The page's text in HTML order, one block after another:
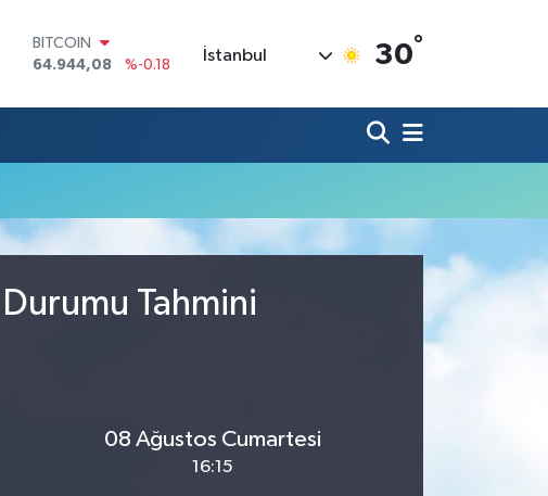
BITCOIN
64.944,08
%-0.18
47,7436
%0.18
GRAM ALTIN
6660.55
BİST100
İstanbul 30°
Tahmini
08 Ağustos Cumartesi
16:15